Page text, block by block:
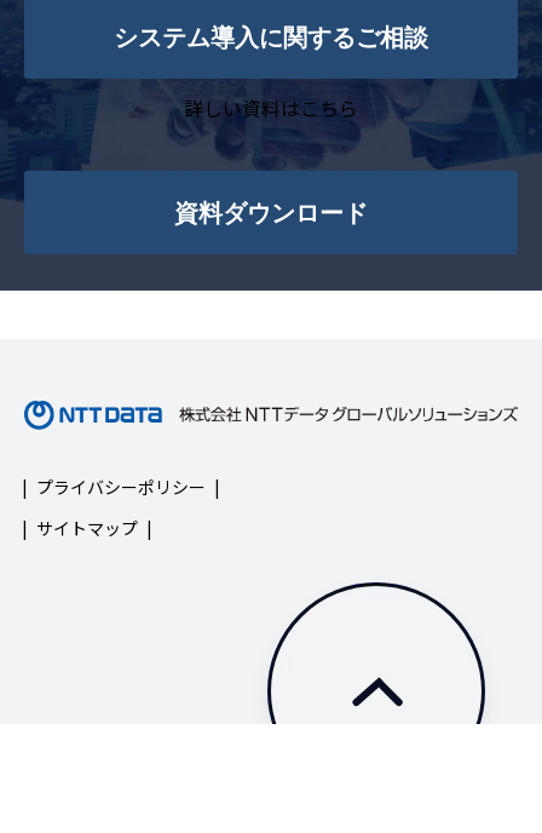
システム導入に関するご相談
詳しい資料はこちら
資料ダウンロード
プライバシーポリシー
サイトマップ